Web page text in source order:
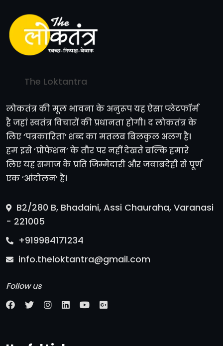
The Loktantra
लोकतंत्र की मूल भावना के अनुरूप यह ऐसा प्लेटफॉर्म
है जहां स्वतंत्र विचारों की प्रधानता होगी। द लोकतंत्र के
लिए ‘पत्रकारिता’ शब्द का मतलब बिलकुल अलग है।
हम इसे ‘प्रोफेशन’ के तौर पर नहीं देखते बल्कि हमारे
लिए यह समाज के प्रति जिम्मेदारी और जवाबदेही से पूर्ण
एक ‘आंदोलन’ है।
B2/280 B, Bhadaini, Assi Chauraha, Varanasi
- 221005
+919984171234
info.theloktantra@gmail.com
Follow us